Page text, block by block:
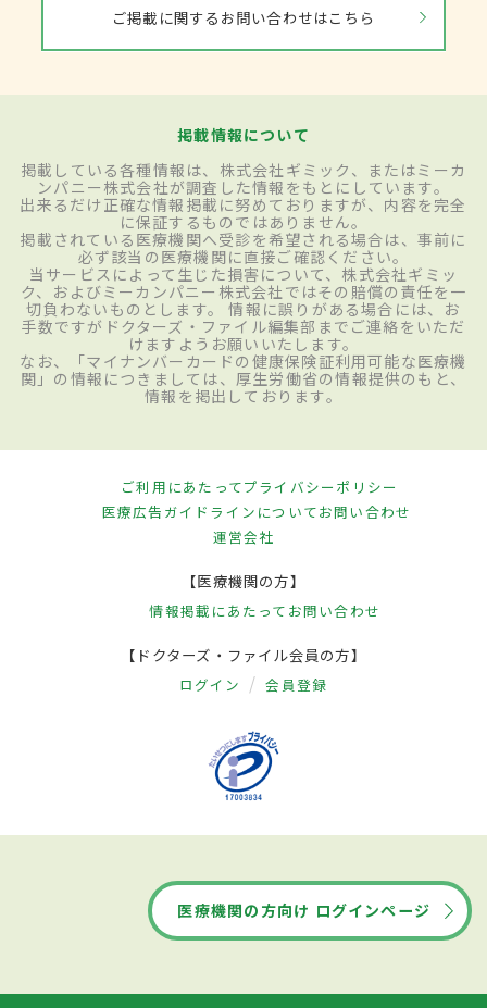
ご掲載に関するお問い合わせはこちら
掲載情報について
掲載している各種情報は、株式会社ギミック、またはミーカ
ンパニー株式会社が調査した情報をもとにしています。
出来るだけ正確な情報掲載に努めておりますが、内容を完全
に保証するものではありません。
掲載されている医療機関へ受診を希望される場合は、事前に
必ず該当の医療機関に直接ご確認ください。
当サービスによって生じた損害について、株式会社ギミッ
ク、およびミーカンパニー株式会社ではその賠償の責任を一
切負わないものとします。 情報に誤りがある場合には、お
手数ですがドクターズ・ファイル編集部までご連絡をいただ
けますようお願いいたします。
なお、「マイナンバーカードの健康保険証利用可能な医療機
関」の情報につきましては、厚生労働省の情報提供のもと、
情報を掲出しております。
ご利用にあたってプライバシーポリシー
医療広告ガイドラインについてお問い合わせ
運営会社
【医療機関の方】
情報掲載にあたって お問い合わせ
【ドクターズ・ファイル会員の方】
ログイン 会員登録
医療機関の方向け ログインページ